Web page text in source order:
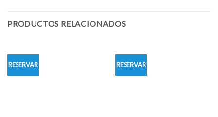
PRODUCTOS RELACIONADOS
RESERVAR RESERVAR